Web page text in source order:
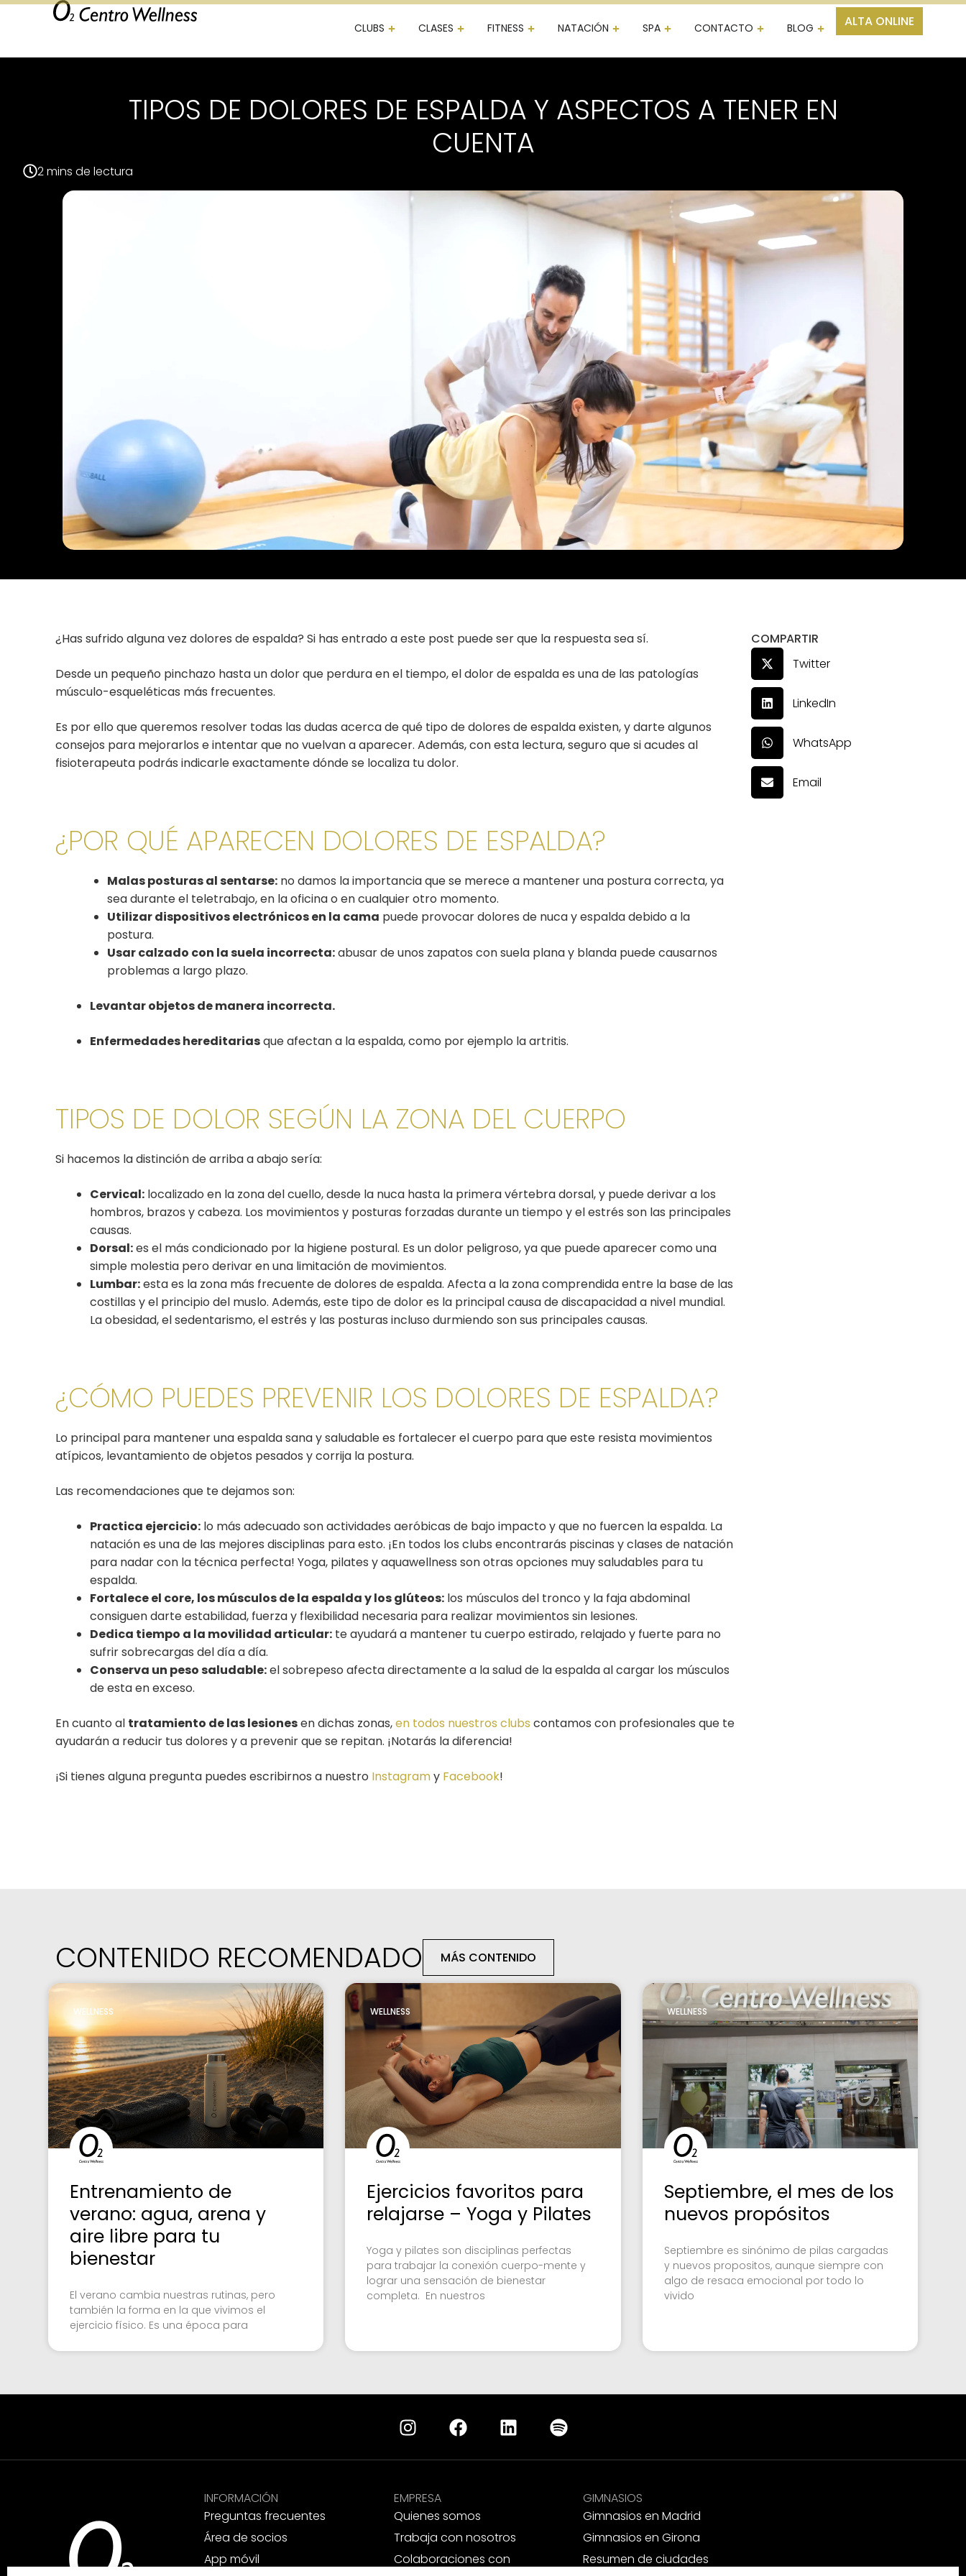
CLUBS CLASES FITNESS NATACIÓN SPA CONTACTO BLOG ALTA ONLINE
TIPOS DE DOLORES DE ESPALDA Y ASPECTOS A TENER EN
CUENTA
¿Has sufrido alguna vez dolores de espalda? Si has entrado a este post puede ser que la respuesta sea sí.
Desde un pequeño pinchazo hasta un dolor que perdura en el tiempo, el dolor de espalda es una de las patologías
músculo-esqueléticas más frecuentes.
Es por ello que queremos resolver todas las dudas acerca de qué tipo de dolores de espalda existen, y darte algunos
consejos para mejorarlos e intentar que no vuelvan a aparecer. Además, con esta lectura, seguro que si acudes al
fisioterapeuta podrás indicarle exactamente dónde se localiza tu dolor.
¿POR QUÉ APARECEN DOLORES DE ESPALDA?
Malas posturas al sentarse: no damos la importancia que se merece a mantener una postura correcta, ya
sea durante el teletrabajo, en la oficina o en cualquier otro momento.
Utilizar dispositivos electrónicos en la cama puede provocar dolores de nuca y espalda debido a la
postura.
Usar calzado con la suela incorrecta:abusar de unos zapatos con suela plana y blanda puede causarnos
problemas a largo plazo.
Levantar objetos de manera incorrecta.
Enfermedades hereditariasque afectan a la espalda, como por ejemplo la artritis.
TIPOS DE DOLOR SEGÚN LA ZONA DEL CUERPO
Si hacemos la distinción de arriba a abajo sería:
Cervical: localizado en la zona del cuello, desde la nuca hasta la primera vértebra dorsal, y puede derivar a los
hombros, brazos y cabeza. Los movimientos y posturas forzadas durante un tiempo y el estrés son las principales
causas.
Dorsal:es el más condicionado por la higiene postural. Es un dolor peligroso, ya que puede aparecer como una
simple molestia pero derivar en una limitación de movimientos.
Lumbar:esta es la zona más frecuente de dolores de espalda. Afecta a la zona comprendida entre la base de las
costillas y el principio del muslo. Además, este tipo de dolor es la principal causa de discapacidad a nivel mundial.
La obesidad, el sedentarismo, el estrés y las posturas incluso durmiendo son sus principales causas.
¿CÓMO PUEDES PREVENIR LOS DOLORES DE ESPALDA?
Lo principal para mantener una espalda sana y saludable es fortalecer el cuerpo para que este resista movimientos
atípicos, levantamiento de objetos pesados y corrija la postura.
Las recomendaciones que te dejamos son:
Practica ejercicio: lo más adecuado son actividades aeróbicas de bajo impacto y que no fuercen la espalda. La
natación es una de las mejores disciplinas para esto. ¡En todos los clubs encontrarás piscinas y clases de natación
para nadar con la técnica perfecta! Yoga, pilates y aquawellness son otras opciones muy saludables para tu
espalda.
Fortalece el core, los músculos de la espalda y los glúteos: los músculos del tronco y la faja abdominal
consiguen darte estabilidad, fuerza y flexibilidad necesaria para realizar movimientos sin lesiones.
Dedica tiempo a la movilidad articular: te ayudará a mantener tu cuerpo estirado, relajado y fuerte para no
sufrir sobrecargas del día a día.
Conserva un peso saludable:el sobrepeso afecta directamente a la salud de la espalda al cargar los músculos
de esta en exceso.
En cuanto al tratamiento de las lesionesen dichas zonas,en todos nuestros clubs contamos con profesionales que te
ayudarán a reducir tus dolores y a prevenir que se repitan. ¡Notarás la diferencia!
¡Si tienes alguna pregunta puedes escribirnos a nuestro Instagramy Facebook!
COMPARTIR
Twitter
LinkedIn
WhatsApp
Email
CONTENIDO RECOMENDADO MÁS CONTENIDO
WELLNESS
Entrenamiento de
verano: agua, arena y
aire libre para tu
bienestar
El verano cambia nuestras rutinas, pero
también la forma en la que vivimos el
ejercicio físico. Es una época para
WELLNESS
Ejercicios favoritos para
relajarse – Yoga y Pilates
Yoga y pilates son disciplinas perfectas
para trabajar la conexión cuerpo-mente y
lograr una sensación de bienestar
completa. En nuestros
WELLNESS
Septiembre, el mes de los
nuevos propósitos
Septiembre es sinónimo de pilas cargadas
y nuevos propositos, aunque siempre con
algo de resaca emocional por todo lo
vivido
INFORMACIÓN
Preguntas frecuentes
Área de socios
App móvil
EMPRESA
Quienes somos
Trabaja con nosotros
Colaboraciones con
GIMNASIOS
Gimnasios en Madrid
Gimnasios en Girona
Resumen de ciudades